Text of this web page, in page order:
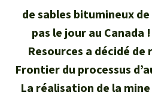
L'huile
Les
La
Questions
Deutsch
Español
Protection
Soutien aux
Asie du Sud-
Afrique
Amérique
de sables bitumineux
pas le jour au Canada
Resources a décidé
Frontier du processus
La réalisation de la